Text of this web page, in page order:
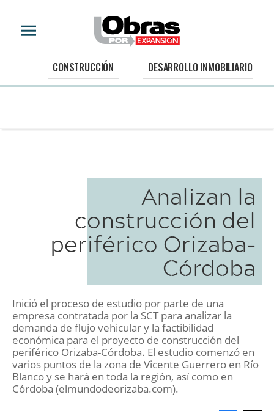
CONSTRUCCIÓN DESARROLLO INMOBILIARIO
Analizan la
construcción del
periférico Orizaba-
Córdoba
Inició el proceso de estudio por parte de una
empresa contratada por la SCT para analizar la
demanda de flujo vehicular y la factibilidad
económica para el proyecto de construcción del
periférico Orizaba-Córdoba. El estudio comenzó en
varios puntos de la zona de Vicente Guerrero en Río
Blanco y se hará en toda la región, así como en
Córdoba (elmundodeorizaba.com).